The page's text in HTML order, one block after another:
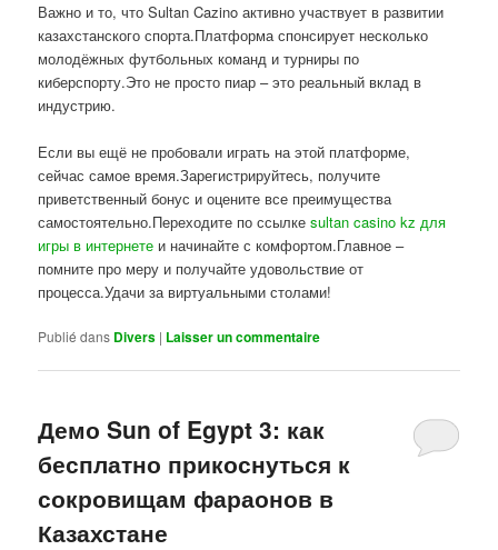
Важно и то, что Sultan Cazino активно участвует в развитии
казахстанского спорта.Платформа спонсирует несколько
молодёжных футбольных команд и турниры по
киберспорту.Это не просто пиар – это реальный вклад в
индустрию.
Если вы ещё не пробовали играть на этой платформе,
сейчас самое время.Зарегистрируйтесь, получите
приветственный бонус и оцените все преимущества
самостоятельно.Переходите по ссылкеsultan casino kz для
игры в интернете и начинайте с комфортом.Главное –
помните про меру и получайте удовольствие от
процесса.Удачи за виртуальными столами!
Publié dans Divers | Laisser un commentaire
Демо Sun of Egypt 3: как
бесплатно прикоснуться к
сокровищам фараонов в
Казахстане